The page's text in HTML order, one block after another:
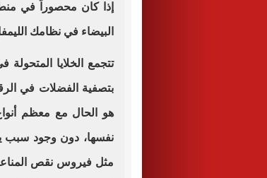
إذا كان محصوراً في
البيضاء في نظامك
تتجمع الخلايا
بتصفية الفضلات في
هو الحال مع معظم
نفسها، دون وجود سبب
مثل فيروس نقص